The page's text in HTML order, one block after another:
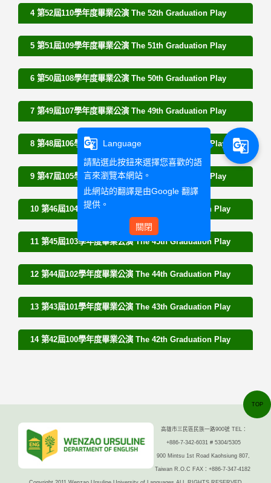
4 第52屆110學年度畢業公演 The 52th Graduation Play
5 第51屆109學年度畢業公演 The 51th Graduation Play
6 第50屆108學年度畢業公演 The 50th Graduation Play
7 第49屆107學年度畢業公演 The 49th Graduation Play
8 第48屆106學年度畢業公演 The 48th Graduation Play
9 第47屆105學年度畢業公演 The 47th Graduation Play
10 第46屆104學年度畢業公演 The 46th Graduation Play
11 第45屆103學年度畢業公演 The 45th Graduation Play
12 第44屆102學年度畢業公演 The 44th Graduation Play
13 第43屆101學年度畢業公演 The 43th Graduation Play
14 第42屆100學年度畢業公演 The 42th Graduation Play
高雄市三民區民族一路900號 TEL：
+886-7-342-6031 # 5304/5305
900 Mintsu 1st Road Kaohsiung 807,
Taiwan R.O.C FAX：+886-7-347-4182
TOP
g_translate
Language
請點選此按鈕來選擇您喜歡的語
言來瀏覽本網站。
此網站的翻譯是由Google 翻譯
提供。
關閉
g_translate